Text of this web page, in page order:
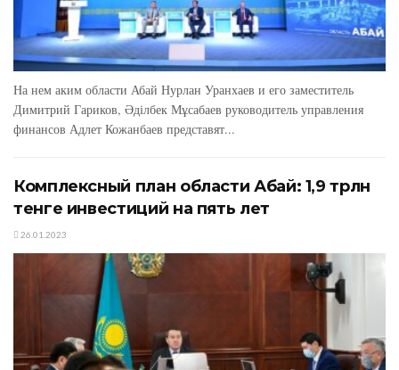
На нем аким области Абай Нурлан Уранхаев и его заместитель
Димитрий Гариков, Әділбек Мұсабаев руководитель управления
финансов Адлет Кожанбаев представят...
Комплексный план области Абай: 1,9 трлн
тенге инвестиций на пять лет
26.01.2023